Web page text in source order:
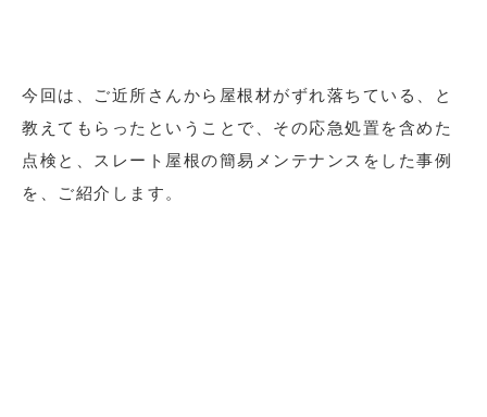
今回は、ご近所さんから屋根材がずれ落ちている、と
教えてもらったということで、その応急処置を含めた
点検と、スレート屋根の簡易メンテナンスをした事例
を、ご紹介します。